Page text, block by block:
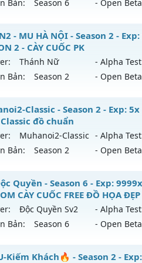
Bản:
Season 6 - Open
Cao Boss Nhiều - Cày Cuốc
mới ra tháng 08 2026 - Mở
1000x - Drop: 20%
loại: Mu Nguyên bản Webzen
GameGuard
- MU HÀ NỘI - Season 2 -
2 - CÀY CUỐC PK
Thánh Nữ - Alpha
Bản:
Season 2 - Open
- MU HÀ NỘI - Mu
mới ra tháng 08 2026 - Mở
150x - Drop: 10%
loại: Mu Nguyên bản Webzen
IGMU.DEV
Classic - Season 2 - Exp:
đồ chuẩn
Muhanoi2-Classic - Alpha
Bản:
Season 2 - Open
Classic - Lối chơi cày
mới ra tháng 08 2026 - Mở
08/2626
reset: Reset In Game
Quyền - Season 6 - Exp:
CÀY CUỐC FREE ĐỒ HỌA ĐẸP
Độc Quyền Sv2 - Alpha
Bản:
Season 6 - Open
Độc Quyền - MU CUSTOM CÀY
Kiếm Khách🔥 - Season 2 -